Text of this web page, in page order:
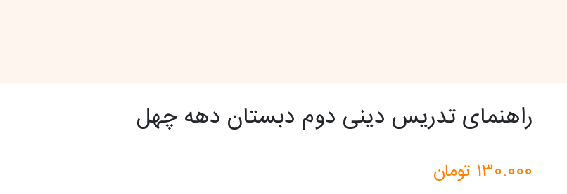
راهنمای تدریس دینی دوم دبستان دهه چهل
130.000 تومان